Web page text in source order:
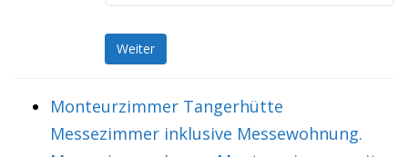
Weiter
Monteurzimmer Tangerhütte
Messezimmer inklusive Messewohnung.